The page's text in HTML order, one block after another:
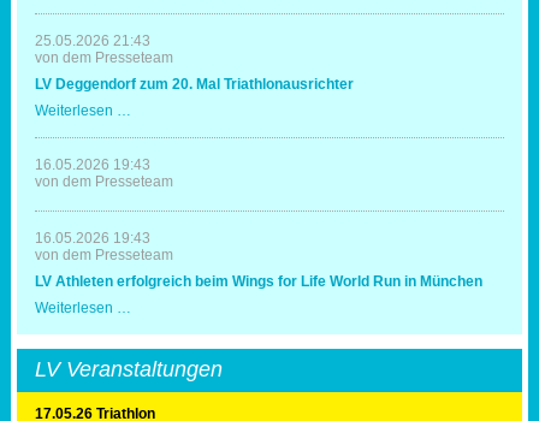
Triathleten
in
Erding
Spaß
Erfolg
25.05.2026 21:43
von dem Presseteam
LV Deggendorf zum 20. Mal Triathlonausrichter
Weiterlesen …
zum
20.
Mal
16.05.2026 19:43
von dem Presseteam
16.05.2026 19:43
von dem Presseteam
LV Athleten erfolgreich beim Wings for Life World Run in München
Weiterlesen …
beim
Wings
for
Life
LV Veranstaltungen
17.05.26 Triathlon